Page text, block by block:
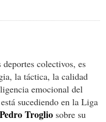
colectivos, es
la táctica, la calidad
emocional del
sucediendo en la Liga
Pedro Troglio sobre su